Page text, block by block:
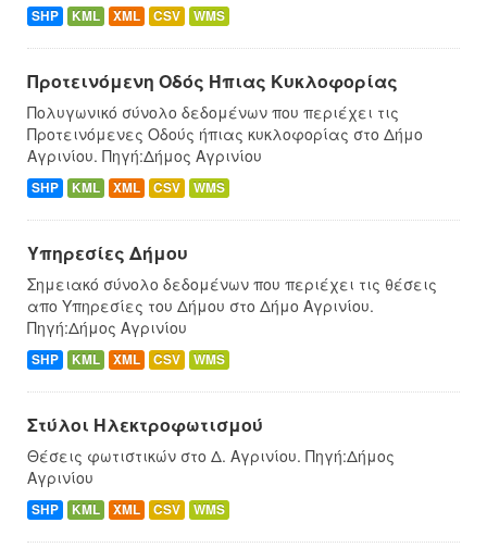
SHP KML XML CSV WMS
Προτεινόμενη Οδός Ήπιας Κυκλοφορίας
Πολυγωνικό σύνολο δεδομένων που περιέχει τις
Προτεινόμενες Οδούς ήπιας κυκλοφορίας στο Δήμο
Αγρινίου. Πηγή:Δήμος Αγρινίου
SHP KML XML CSV WMS
Υπηρεσίες Δήμου
Σημειακό σύνολο δεδομένων που περιέχει τις θέσεις
απο Υπηρεσίες του Δήμου στο Δήμο Αγρινίου.
Πηγή:Δήμος Αγρινίου
SHP KML XML CSV WMS
Στύλοι Ηλεκτροφωτισμού
Θέσεις φωτιστικών στο Δ. Αγρινίου. Πηγή:Δήμος
Αγρινίου
SHP KML XML CSV WMS